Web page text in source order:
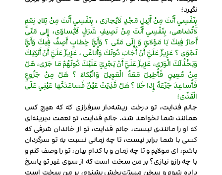
نگیرد؛
بِنَفْسِي أَنْتَ مِنْ أَثِيلِ مَجْدٍ لَايُجارَى ، بِنَفْسِي أَنْتَ مِنْ تِلادِ نِعَمٍ
لَاتُضاهى، بِنَفْسِي أَنْتَ مِنْ نَصِيفِ شَرَفٍ لَايُساوَى، إِلى مَتَى
أَحارُ فِيكَ يَا مَوْلايَ وَ إِلَى مَتَى ؟ وَأَيَّ خِطابٍ أَصِفُ فِيكَ وَأَيَّ
نَجْوَى ؟ عَزِيزٌ عَلَيَّ أَنْ أُجَابَ دُونَكَ وَأُناغَى ، عَزِيزٌ عَلَيَّ أَنْ أَبْكِيَكَ
وَيَخْذُلَكَ الْوَرَى، عَزِيزٌ عَلَيَّ أَنْ يَجْرِيَ عَلَيْكَ دُونَهُمْ مَا جَرَى، هَلْ
مِنْ مُعِينٍ فَأُطِيلَ مَعَهُ الْعَوِيلَ وَالْبُكاءَ ؟ هَلْ مِنْ جَزُوعٍ
فَأُساعِدَ جَزَعَهُ إِذا خَلا ؟ هَلْ قَذِيَتْ عَيْنٌ فَساعَدَتْها عَيْنِي عَلَى
الْقَذَى؛
جانم فدایت، تو درخت ریشه‌دار سرفرازی که که هیچ کس
همانند شما نخواهد شد. جانم فدایت، تو نعمت دیرینه‌ای
که او را مانندی نیست، جانم فدایت، تو از خاندان شرفی که
کسی با شما برابر نیست، تا چه زمانی نسبت به تو سرگردان
باشم، ای مولایم و تا چه زمان و با کدام بیان، تو را وصف کنم و
با چه رازو نیازی؟ بر من سخت است که از سوی غیر تو پاسخ
داده شوم و سخن مسرّت‌بخش بشنوم، بر من سخت است